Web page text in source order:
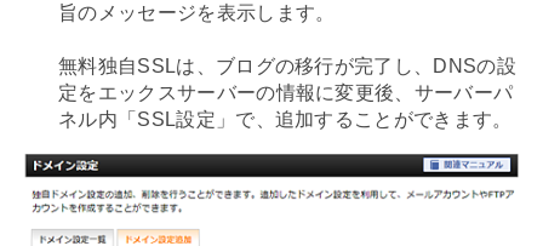
旨のメッセージを表示します。
無料独自SSLは、ブログの移行が完了し、DNSの設
定をエックスサーバーの情報に変更後、サーバーパ
ネル内「SSL設定」で、追加することができます。